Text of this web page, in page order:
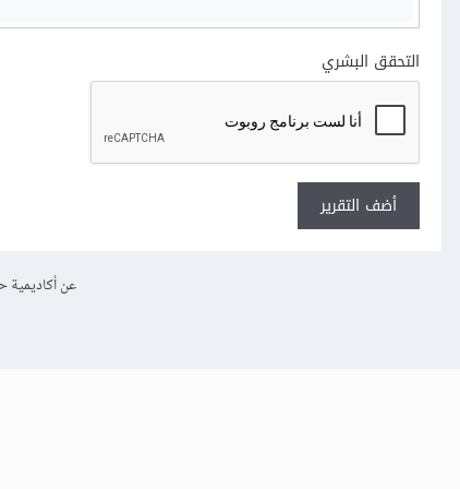
التحقق البشري
أضف التقرير
عن